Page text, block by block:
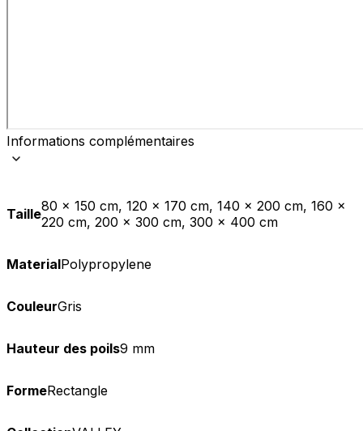
Informations complémentaires
Taille80 x 150 cm, 120 x 170 cm, 140 x 200 cm, 160 x
220 cm, 200 x 300 cm, 300 x 400 cm
MaterialPolypropylene
CouleurGris
Hauteur des poils9 mm
FormeRectangle